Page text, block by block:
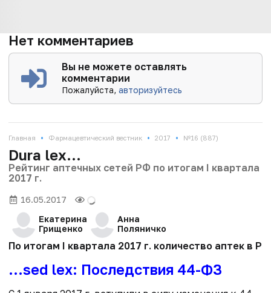
Нет комментариев
Вы не можете оставлять
комментарии
Пожалуйста,авторизуйтесь
Главная • Фармацевтический вестник • 2017 • №16 (887)
Dura lex…
Рейтинг аптечных сетей РФ по итогам I квартала
2017 г.
16.05.2017
Екатерина
Грищенко
Анна
Поляничко
По итогам I квартала 2017 г. количество аптек в
…sed lex: Последствия 44-ФЗ